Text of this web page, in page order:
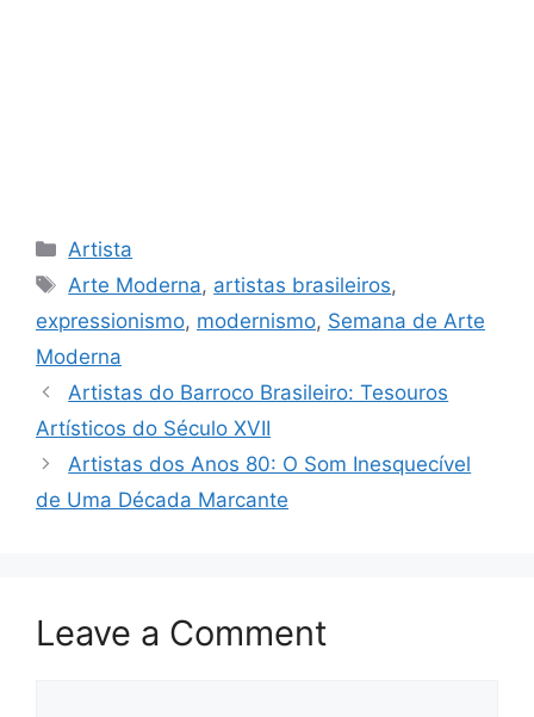
Categories
Artista
Tags
Arte Moderna, artistas brasileiros,
expressionismo, modernismo, Semana de Arte
Moderna
Artistas do Barroco Brasileiro: Tesouros
Artísticos do Século XVII
Artistas dos Anos 80: O Som Inesquecível
de Uma Década Marcante
Leave a Comment